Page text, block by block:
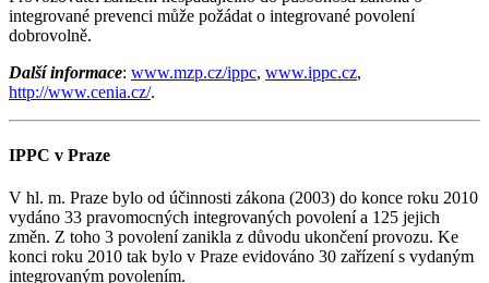
integrované prevenci může požádat o integrované povolení
dobrovolně.
Další informace: www.mzp.cz/ippc, www.ippc.cz,
http://www.cenia.cz/.
IPPC v Praze
V hl. m. Praze bylo od účinnosti zákona (2003) do konce roku 2010
vydáno 33 pravomocných integrovaných povolení a 125 jejich
změn. Z toho 3 povolení zanikla z důvodu ukončení provozu. Ke
konci roku 2010 tak bylo v Praze evidováno 30 zařízení s vydaným
integrovaným povolením.